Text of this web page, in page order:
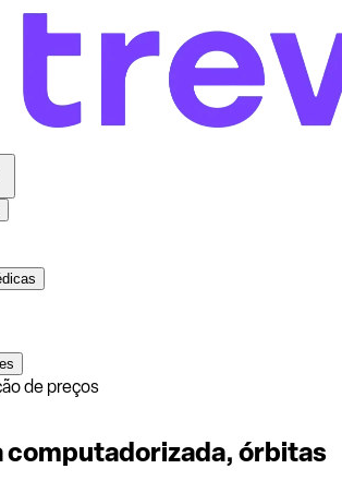
de preços
computadorizada, órbitas